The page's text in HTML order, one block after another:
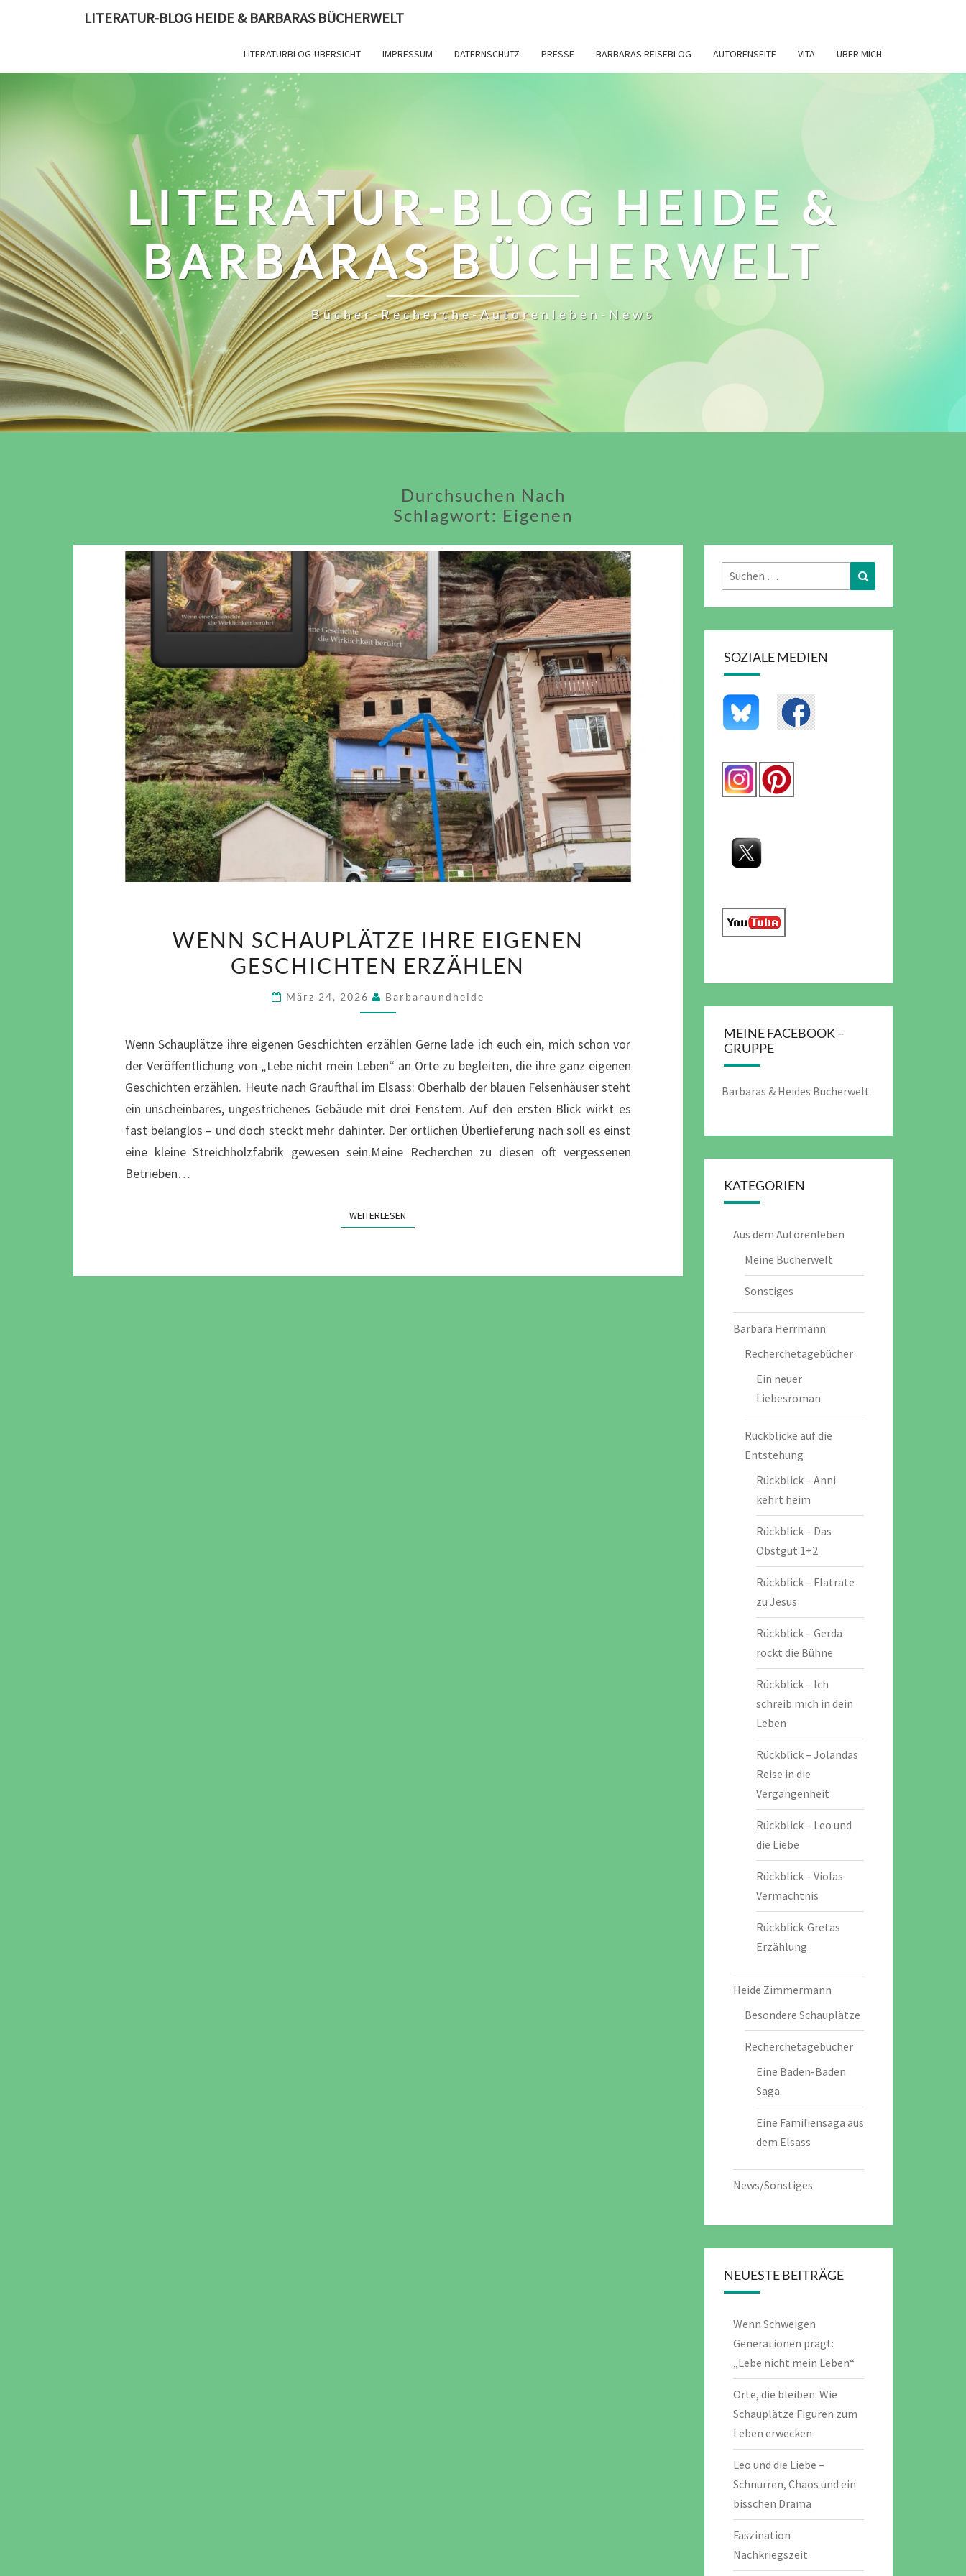
LITERATUR-BLOG HEIDE & BARBARAS BÜCHERWELT
LITERATURBLOG-ÜBERSICHT IMPRESSUM DATERNSCHUTZ PRESSE BARBARAS REISEBLOG AUTORENSEITE VITA ÜBER MICH
LITERATUR-BLOG HEIDE &
BARBARAS BÜCHERWELT
Bücher-Recherche-Autorenleben-News
Durchsuchen Nach
Schlagwort: Eigenen
SCHAUPLÄTZE
IHRE
GESCHICHTEN
WENN SCHAUPLÄTZE IHRE EIGENEN
GESCHICHTEN ERZÄHLEN
März 24, 2026 Barbaraundheide
Wenn Schauplätze ihre eigenen Geschichten erzählen Gerne lade ich euch ein, mich schon vor
der Veröffentlichung von „Lebe nicht mein Leben“ an Orte zu begleiten, die ihre ganz eigenen
Geschichten erzählen. Heute nach Graufthal im Elsass: Oberhalb der blauen Felsenhäuser steht
ein unscheinbares, ungestrichenes Gebäude mit drei Fenstern. Auf den ersten Blick wirkt es
fast belanglos – und doch steckt mehr dahinter. Der örtlichen Überlieferung nach soll es einst
eine kleine Streichholzfabrik gewesen sein.Meine Recherchen zu diesen oft vergessenen
Betrieben…
WEITERLESEN
Suchen
nach:
SOZIALE MEDIEN
MEINE FACEBOOK –
GRUPPE
Barbaras & Heides Bücherwelt
KATEGORIEN
Aus dem Autorenleben
Meine Bücherwelt
Sonstiges
Barbara Herrmann
Recherchetagebücher
Ein neuer
Liebesroman
Rückblicke auf die
Entstehung
Rückblick – Anni
kehrt heim
Rückblick – Das
Obstgut 1+2
Rückblick – Flatrate
zu Jesus
Rückblick – Gerda
rockt die Bühne
Rückblick – Ich
schreib mich in dein
Leben
Rückblick – Jolandas
Reise in die
Vergangenheit
Rückblick – Leo und
die Liebe
Rückblick – Violas
Vermächtnis
Rückblick-Gretas
Erzählung
Heide Zimmermann
Besondere Schauplätze
Recherchetagebücher
Eine Baden-Baden
Saga
Eine Familiensaga aus
dem Elsass
News/Sonstiges
NEUESTE BEITRÄGE
Wenn Schweigen
Generationen prägt:
„Lebe nicht mein Leben“
Orte, die bleiben: Wie
Schauplätze Figuren zum
Leben erwecken
Leo und die Liebe –
Schnurren, Chaos und ein
bisschen Drama
Faszination
Nachkriegszeit